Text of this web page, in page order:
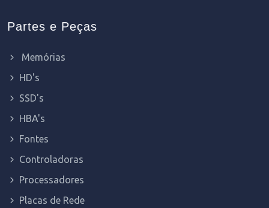
Partes e Peças
Memórias
HD's
SSD's
HBA's
Fontes
Controladoras
Processadores
Placas de Rede